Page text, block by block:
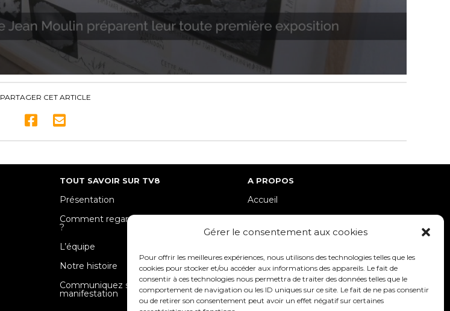
Gérer le consentement aux cookies
Pour offrir les meilleures expériences, nous utilisons des technologies telles que les
cookies pour stocker et/ou accéder aux informations des appareils. Le fait de
consentir à ces technologies nous permettra de traiter des données telles que le
comportement de navigation ou les ID uniques sur ce site. Le fait de ne pas consentir
ou de retirer son consentement peut avoir un effet négatif sur certaines
PARTAGER CET ARTICLE
TOUT SAVOIR SUR TV8
Présentation
Comment regarder TV8 Moselle-Est
?
L’équipe
Notre histoire
Communiquez sur votre
manifestation
A PROPOS
Accueil
Mentions Légales / Crédits
Politique de cookies (UE)
Politique de confidentialité – RGPD